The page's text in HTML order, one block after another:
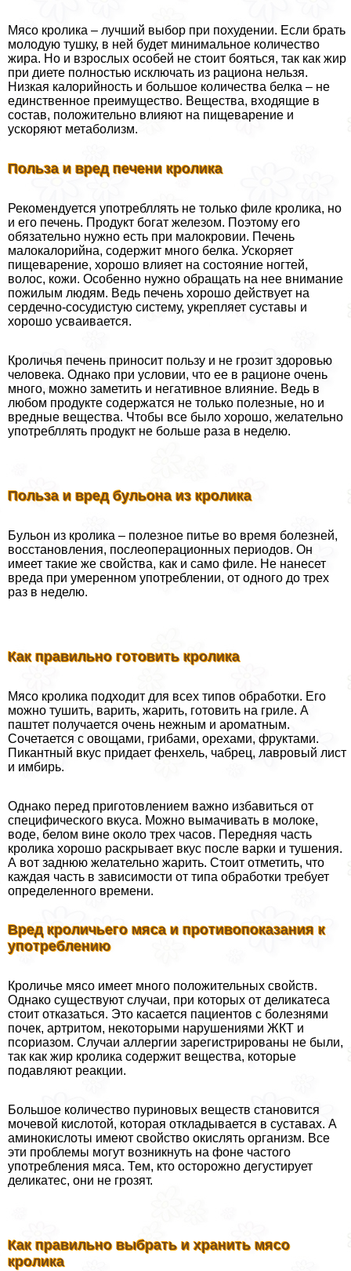
Мясо кролика – лучший выбор при похудении. Если брать
молодую тушку, в ней будет минимальное количество
жира. Но и взрослых особей не стоит бояться, так как жир
при диете полностью исключать из рациона нельзя.
Низкая калорийность и большое количества белка – не
единственное преимущество. Вещества, входящие в
состав, положительно влияют на пищеварение и
ускоряют метаболизм.
Польза и вред печени кролика
Рекомендуется употрeбллять не только филе кролика, но
и его печень. Продукт богат железом. Поэтому его
обязательно нужно есть при малокровии. Печень
малокалорийна, содержит много белка. Ускоряет
пищеварение, хорошо влияет на состояние ногтей,
волос, кожи. Особенно нужно обращать на нее внимание
пожилым людям. Ведь печень хорошо действует на
сердечно-сосудистую систему, укрепляет суставы и
хорошо усваивается.
Кроличья печень приносит пользу и не грозит здоровью
человека. Однако при условии, что ее в рационе очень
много, можно заметить и негативное влияние. Ведь в
любом продукте содержатся не только полезные, но и
вредные вещества. Чтобы все было хорошо, желательно
употрeбллять продукт не больше раза в неделю.
Польза и вред бульона из кролика
Бульон из кролика – полезное питье во время болезней,
восстановления, послеоперационных периодов. Он
имеет такие же свойства, как и само филе. Не нанесет
вреда при умеренном употрeблении, от одного до трех
раз в неделю.
Как правильно готовить кролика
Мясо кролика подходит для всех типов обработки. Его
можно тушить, варить, жарить, готовить на гриле. А
паштет получается очень нежным и ароматным.
Сочетается с овощами, грибами, орехами, фруктами.
Пикантный вкус придает фенхель, чабрец, лавровый лист
и имбирь.
Однако перед приготовлением важно избавиться от
специфического вкуса. Можно вымачивать в молоке,
воде, белом вине около трех часов. Передняя часть
кролика хорошо раскрывает вкус после варки и тушения.
А вот заднюю желательно жарить. Стоит отметить, что
каждая часть в зависимости от типа обработки требует
определенного времени.
Вред кроличьего мяса и противопоказания к
употрeблению
Кроличье мясо имеет много положительных свойств.
Однако существуют случаи, при которых от деликатеса
стоит отказаться. Это касается пациентов с болезнями
почек, артритом, некоторыми нарушениями ЖКТ и
псориазом. Случаи аллергии зарегистрированы не были,
так как жир кролика содержит вещества, которые
подавляют реакции.
Большое количество пуриновых веществ становится
мочевой кислотой, которая откладывается в суставах. А
аминокислоты имеют свойство окислять организм. Все
эти проблемы могут возникнуть на фоне частого
употрeбления мяса. Тем, кто осторожно дегустирует
деликатес, они не грозят.
Как правильно выбрать и хранить мясо
кролика